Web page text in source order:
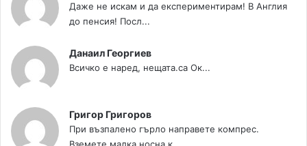
Даже не искам и да експериментирам! В Англия
до пенсия! Посл...
Данаил Георгиев
Всичко е наред, нещата.са Ок...
Григор Григоров
При възпалено гърло направете компрес.